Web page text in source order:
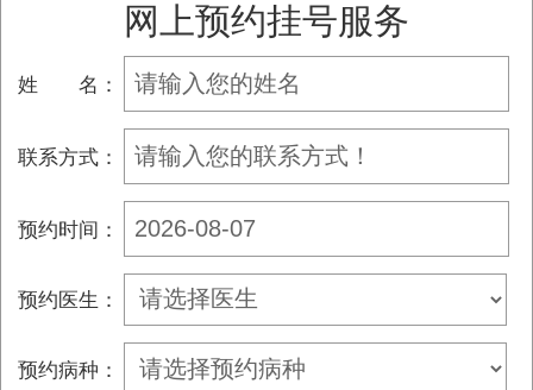
网上预约挂号服务
姓 名：
联系方式：
预约时间：
预约医生：
预约病种：